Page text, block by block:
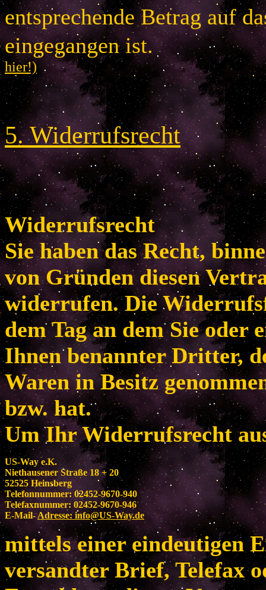
entsprechende Betrag auf
eingegangen
hier!)
5.Widerrufsrecht
Widerrufsrecht
Sie haben das Recht,
von Gründen diesen
widerrufen. Die
dem Tag an dem Sie oder
Ihnen benannter Dritter,
Waren in Besitz
bzw. hat.
Um Ihr Widerrufsrecht
US-Way e.K.
Niethausener Straße 18 + 20
52525 Heinsberg
Telefonnummer: 02452-9670-940
Telefaxnummer: 02452-9670-946
E-Mail-Adresse:info@US-Way.de
mittels einer eindeutigen
versandter Brief, Telefax